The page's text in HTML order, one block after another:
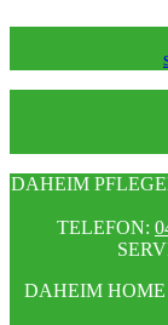
DAHEIM
TELEFON:
DAHEIM HOME